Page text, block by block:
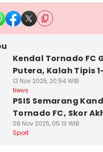
Kendal Tornado FC
Putera, Kalah Tipis
12 Nov 2025, 20:54 WIB
News
PSIS Semarang
Tornado FC, Skor
08 Nov 2025, 05:13 WIB
Sport